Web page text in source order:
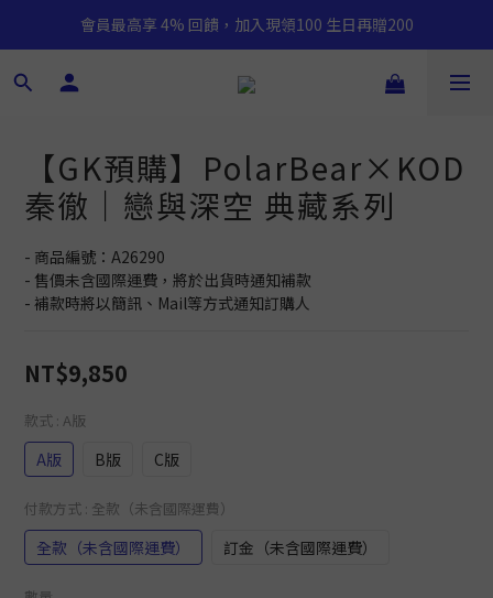
會員最高享 4% 回饋，加入現領100 生日再贈200
【GK預購】PolarBear×KOD
秦徹｜戀與深空 典藏系列
- 商品編號：A26290
- 售價未含國際運費，將於出貨時通知補款
- 補款時將以簡訊、Mail等方式通知訂購人
NT$9,850
款式 : A版
A版 B版 C版
付款方式 : 全款（未含國際運費）
全款（未含國際運費） 訂金（未含國際運費）